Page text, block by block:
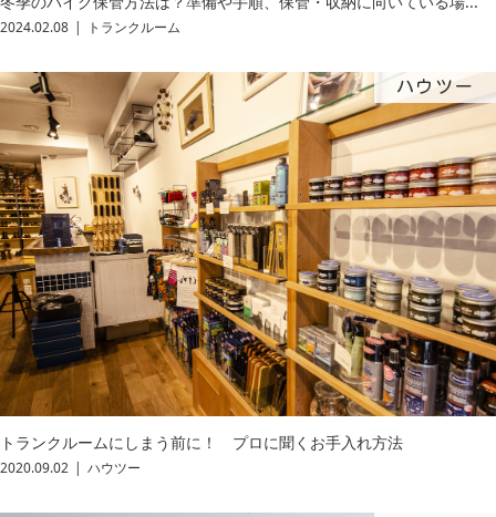
2024.02.08 トランクルーム
ハウツー
トランクルームにしまう前に！ プロに聞くお手入れ方法
2020.09.02 ハウツー